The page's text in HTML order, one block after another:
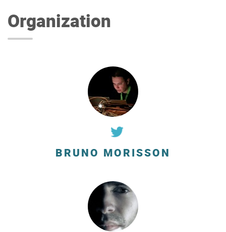
Organization
BRUNO MORISSON